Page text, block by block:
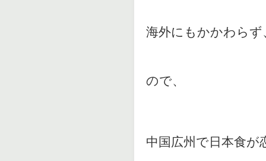
海外にもかかわら
ので、
中国広州で日本食